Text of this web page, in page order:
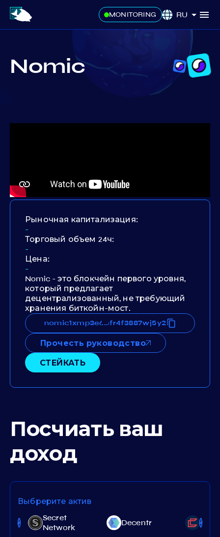
MONITORING RU
Nomic
Рыночная капитализация:
-
Торговый объем 24ч:
-
Цена:
-
Nomic - это блокчейн первого уровня,
который предлагает
децентрализованный, не требующий
хранения биткойн-мост.
...
Прочесть руководство
СТЕЙКАТЬ
Посчиать ваш
доход
Выбрерите актив
Secret
Network
Decentr